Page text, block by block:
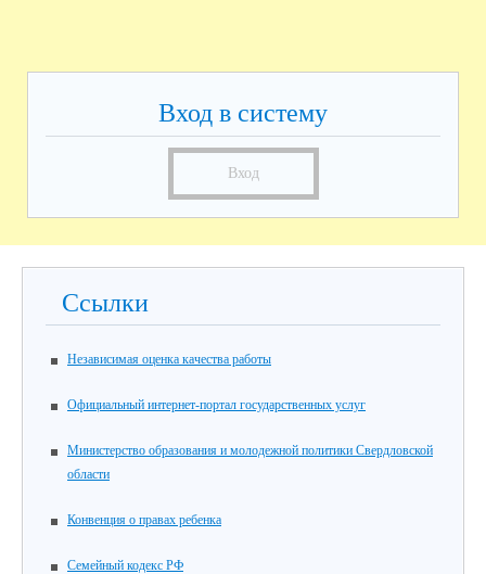
Вход в систему
Вход
Ссылки
Независимая оценка качества работы
Официальный интернет-портал государственных услуг
Министерство образования и молодежной политики Свердловской
области
Конвенция о правах ребенка
Семейный кодекс РФ